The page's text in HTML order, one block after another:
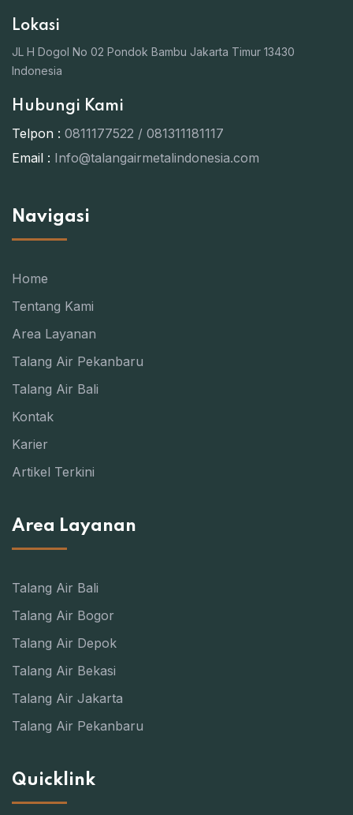
Lokasi
JL H Dogol No 02 Pondok Bambu Jakarta Timur 13430
Indonesia
Hubungi Kami
Telpon : 0811177522 / 081311181117
Email : Info@talangairmetalindonesia.com
Navigasi
Home
Tentang Kami
Area Layanan
Talang Air Pekanbaru
Talang Air Bali
Kontak
Karier
Artikel Terkini
Area Layanan
Talang Air Bali
Talang Air Bogor
Talang Air Depok
Talang Air Bekasi
Talang Air Jakarta
Talang Air Pekanbaru
Quicklink